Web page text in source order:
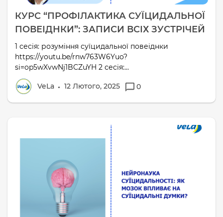
КУРС “ПРОФІЛАКТИКА СУЇЦИДАЛЬНОЇ
ПОВЕІДНКИ”: ЗАПИСИ ВСІХ ЗУСТРІЧЕЙ
1 сесія: розуміння суїцидальної повеіднки
https://youtu.be/rnw763W6Yuo?
si=op5wXvwNj1BCZuYH 2 сесія:...
VeLa 12 Лютого, 2025 0